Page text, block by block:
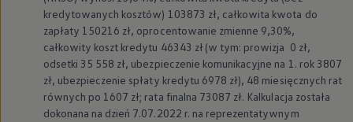
kredytowanych kosztów) 103873 zł, całkowita kwota do
zapłaty 150216 zł, oprocentowanie zmienne 9,30%,
całkowity koszt kredytu 46343 zł (w tym: prowizja 0 zł,
odsetki 35 558 zł, ubezpieczenie komunikacyjne na 1. rok 3807
zł, ubezpieczenie spłaty kredytu 6978 zł), 48 miesięcznych rat
równych po 1607 zł; rata finalna 73087 zł. Kalkulacja została
dokonana na dzień 7.07.2022 r. na reprezentatywnym